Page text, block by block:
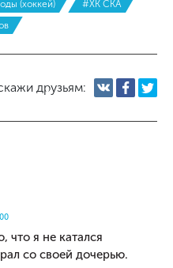
(хоккей)
#ХК СКА
друзьям:
что я не катался
со своей дочерью.